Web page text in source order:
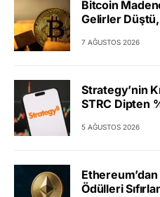
Bitcoin
Gelirler
7 AĞUSTOS 2026
Strategy’nin
STRC Dipten
5 AĞUSTOS 2026
Ödülleri